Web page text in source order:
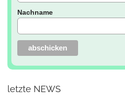
Nachname
letzte NEWS